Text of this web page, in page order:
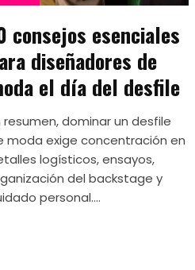
consejos esenciales
diseñadores de
el día del desfile
resumen, dominar un desfile
moda exige concentración en
logísticos, ensayos,
del backstage y
personal....